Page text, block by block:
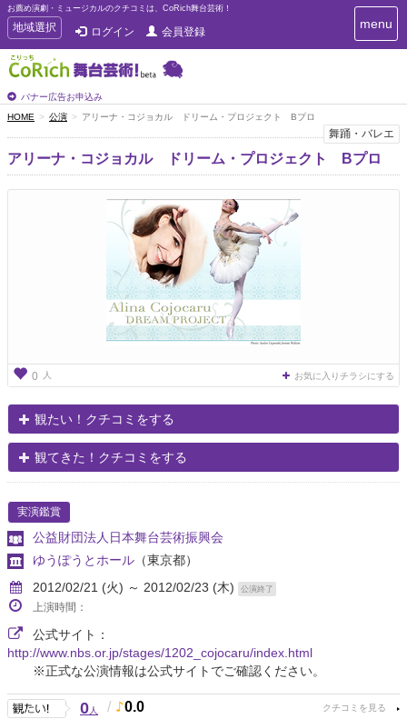
お薦め演劇・ミュージカルのクチコミは、CoRich舞台芸術！
T
o
g
g
e
n
a
v
i
地域選択 ログイン 会員登録
バナー広告お申込み
T
o
n
a
v
i
menu
HOME 公演 アリーナ・コジョカル ドリーム・プロジェクト Bプロ
舞踊・バレエ
アリーナ・コジョカル ドリーム・プロジェクト Bプロ
0 人 お気に入りチラシにする
観たい！クチコミをする
観てきた！クチコミをする
実演鑑賞
公益財団法人日本舞台芸術振興会
ゆうぽうとホール （東京都）
2012/02/21 (火) ～ 2012/02/23 (木)
公演終了
上演時間：
公式サイト：
http://www.nbs.or.jp/stages/1202_cojocaru/index.html
※正式な公演情報は公式サイトでご確認ください。
0人 / 0.0